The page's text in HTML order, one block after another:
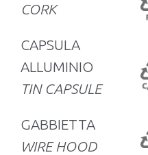
CORK
CAPSULA
ALLUMINIO
TIN CAPSULE
GABBIETTA
WIRE HOOD